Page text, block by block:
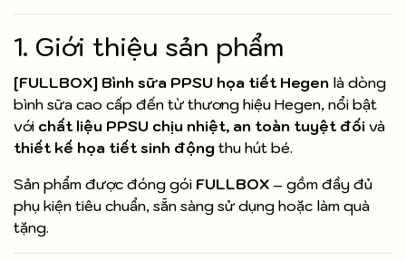
1. Giới thiệu sản phẩm
[FULLBOX] Bình sữa PPSU họa tiết Hegen là dòng
bình sữa cao cấp đến từ thương hiệu Hegen, nổi bật
với chất liệu PPSU chịu nhiệt, an toàn tuyệt đối và
thiết kế họa tiết sinh động thu hút bé.
Sản phẩm được đóng gói FULLBOX – gồm đầy đủ
phụ kiện tiêu chuẩn, sẵn sàng sử dụng hoặc làm quà
tặng.